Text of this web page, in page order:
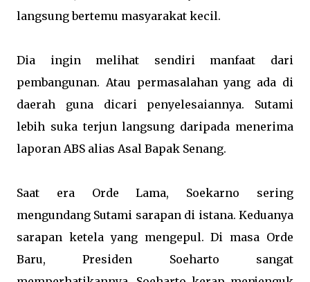
langsung bertemu masyarakat kecil.
Dia ingin melihat sendiri manfaat dari
pembangunan. Atau permasalahan yang ada di
daerah guna dicari penyelesaiannya. Sutami
lebih suka terjun langsung daripada menerima
laporan ABS alias Asal Bapak Senang.
Saat era Orde Lama, Soekarno sering
mengundang Sutami sarapan di istana. Keduanya
sarapan ketela yang mengepul. Di masa Orde
Baru, Presiden Soeharto sangat